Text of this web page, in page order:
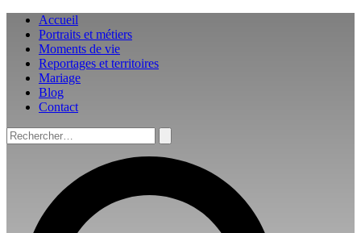
Aller
contenu
Accueil
Portraits et métiers
Moments de vie
Reportages et territoires
Mariage
Blog
Contact
Rechercher :